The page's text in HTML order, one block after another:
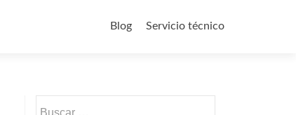
al
Blog Servicio técnico